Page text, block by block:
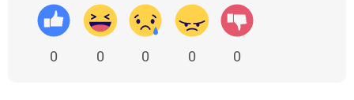
0 0 0 0 0